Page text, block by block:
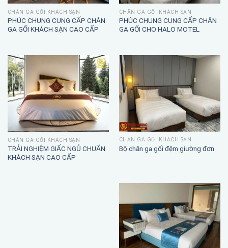
CHĂN GA GỐI KHÁCH SẠN
PHÚC CHUNG CUNG CẤP CHĂN
GA GỐI KHÁCH SẠN CAO CẤP
CHĂN GA GỐI KHÁCH SẠN
PHÚC CHUNG CUNG CẤP CHĂN
GA GỐI CHO HALO MOTEL
CHĂN GA GỐI KHÁCH SẠN
TRẢI NGHIỆM GIẤC NGỦ CHUẨN
KHÁCH SẠN CAO CẤP
CHĂN GA GỐI KHÁCH SẠN
Bộ chăn ga gối đệm giường đơn